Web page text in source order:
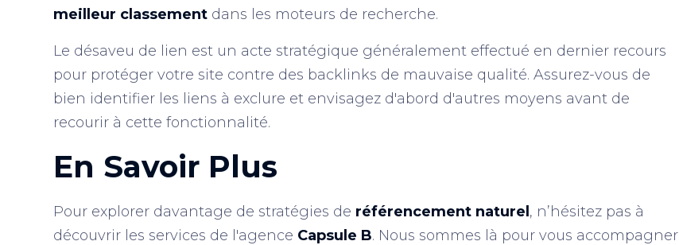
meilleur classement dans les moteurs de recherche.
Le désaveu de lien est un acte stratégique généralement effectué en dernier recours
pour protéger votre site contre des backlinks de mauvaise qualité. Assurez-vous de
bien identifier les liens à exclure et envisagez d'abord d'autres moyens avant de
recourir à cette fonctionnalité.
En Savoir Plus
Pour explorer davantage de stratégies de référencement naturel , n’hésitez pas à
découvrir les services de l'agence Capsule B. Nous sommes là pour vous accompagner